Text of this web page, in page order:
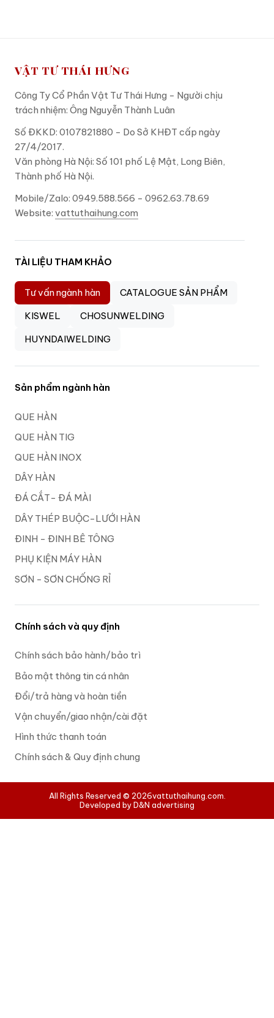
VẬT TƯ THÁI HƯNG
Công Ty Cổ Phần Vật Tư Thái Hưng - Người chịu
trách nhiệm: Ông Nguyễn Thành Luân
Số ĐKKD: 0107821880 - Do Sở KHĐT cấp ngày
27/4/2017.
Văn phòng Hà Nội: Số 101 phố Lệ Mật, Long Biên,
Thành phố Hà Nội.
Mobile/Zalo: 0949.588.566 - 0962.63.78.69
Website: vattuthaihung.com
TÀI LIỆU THAM KHẢO
Tư vấn ngành hàn
CATALOGUE SẢN PHẨM
KISWEL
CHOSUNWELDING
HUYNDAIWELDING
Sản phẩm ngành hàn
QUE HÀN
QUE HÀN TIG
QUE HÀN INOX
DÂY HÀN
ĐÁ CẮT- ĐÁ MÀI
DÂY THÉP BUỘC-LƯỚI HÀN
ĐINH - ĐINH BÊ TÔNG
PHỤ KIỆN MÁY HÀN
SƠN - SƠN CHỐNG RỈ
Chính sách và quy định
Chính sách bảo hành/bảo trì
Bảo mật thông tin cá nhân
Đổi/trả hàng và hoàn tiền
Vận chuyển/giao nhận/cài đặt
Hình thức thanh toán
Chính sách & Quy định chung
All Rights Reserved © 2026vattuthaihung.com.
Developed by D&N advertising